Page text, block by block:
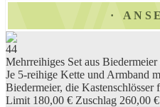
44
Mehrreihiges Set aus
Je 5-reihige Kette und Armband
Biedermeier, die Kastenschlösser
Limit 180,00 € Zuschlag 260,00 €